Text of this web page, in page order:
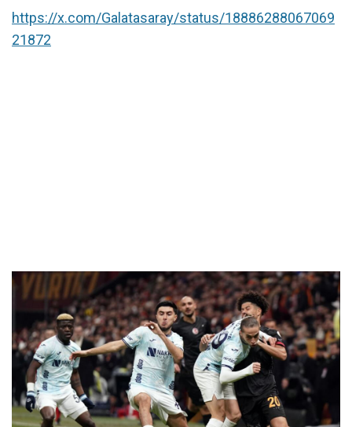
https://x.com/Galatasaray/status/18886288067069
21872